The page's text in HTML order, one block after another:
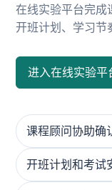
在线实验平台完成
开班计划、学习节
进入在线实验平
课程顾问协助确
开班计划和考试